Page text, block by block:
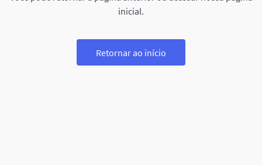
inicial.
Retornar ao início